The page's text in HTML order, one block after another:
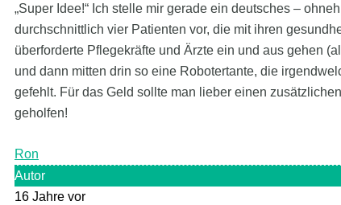
„Super Idee!“ Ich stelle mir gerade ein deutsches –
durchschnittlich vier Patienten vor, die mit ihren
überforderte Pflegekräfte und Ärzte ein und aus gehen
und dann mitten drin so eine Robotertante, die
gefehlt. Für das Geld sollte man lieber einen
geholfen!
Ron
Autor
16 Jahre vor